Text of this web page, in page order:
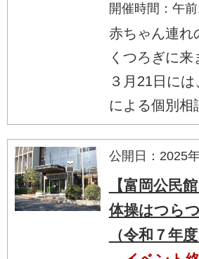
開催時間：午
赤ちゃん連れ
くつろぎに来
３月21日に
による個別相
公開日：2025
【富岡公民
体操はつら
（令和７年度